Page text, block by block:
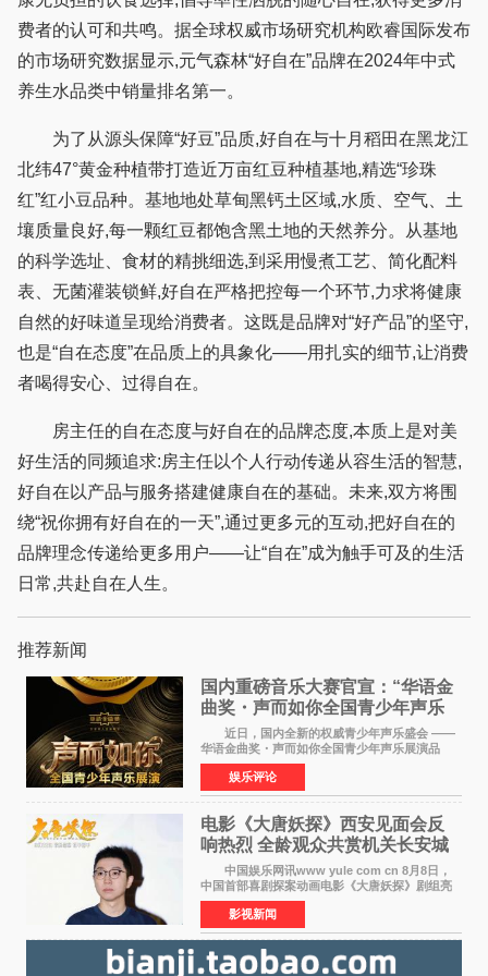
费者的认可和共鸣。据全球权威市场研究机构欧睿国际发布
的市场研究数据显示,元气森林“好自在”品牌在2024年中式
养生水品类中销量排名第一。
为了从源头保障“好豆”品质,好自在与十月稻田在黑龙江
北纬47°黄金种植带打造近万亩红豆种植基地,精选“珍珠
红”红小豆品种。基地地处草甸黑钙土区域,水质、空气、土
壤质量良好,每一颗红豆都饱含黑土地的天然养分。从基地
的科学选址、食材的精挑细选,到采用慢煮工艺、简化配料
表、无菌灌装锁鲜,好自在严格把控每一个环节,力求将健康
自然的好味道呈现给消费者。这既是品牌对“好产品”的坚守,
也是“自在态度”在品质上的具象化——用扎实的细节,让消费
者喝得安心、过得自在。
房主任的自在态度与好自在的品牌态度,本质上是对美
好生活的同频追求:房主任以个人行动传递从容生活的智慧,
好自在以产品与服务搭建健康自在的基础。未来,双方将围
绕“祝你拥有好自在的一天”,通过更多元的互动,把好自在的
品牌理念传递给更多用户——让“自在”成为触手可及的生活
日常,共赴自在人生。
推荐新闻
国内重磅音乐大赛官宣：“华语金
曲奖・声而如你全国青少年声乐
展演” 正式启幕，阿沁出任明星总
评审
近日，国内全新的权威青少年声乐盛会 ——
华语金曲奖・声而如你全国青少年声乐展演品
牌，在湖南长沙隆重举行官宣，国内又一高规格
青少年声乐赛事全面启航。 本赛事由寰宇声
扬联合华语金曲
娱乐评论
电影《大唐妖探》西安见面会反
响热烈 全龄观众共赏机关长安城
中国娱乐网讯www yule com cn 8月8日，
中国首部喜剧探案动画电影《大唐妖探》剧组亮
相西安，举办线下见面会活动。导演程腾、联合
导演黄珉、总制片人曹紫建、制片人李莹莹、领
衔声音出演雷淞然
影视新闻